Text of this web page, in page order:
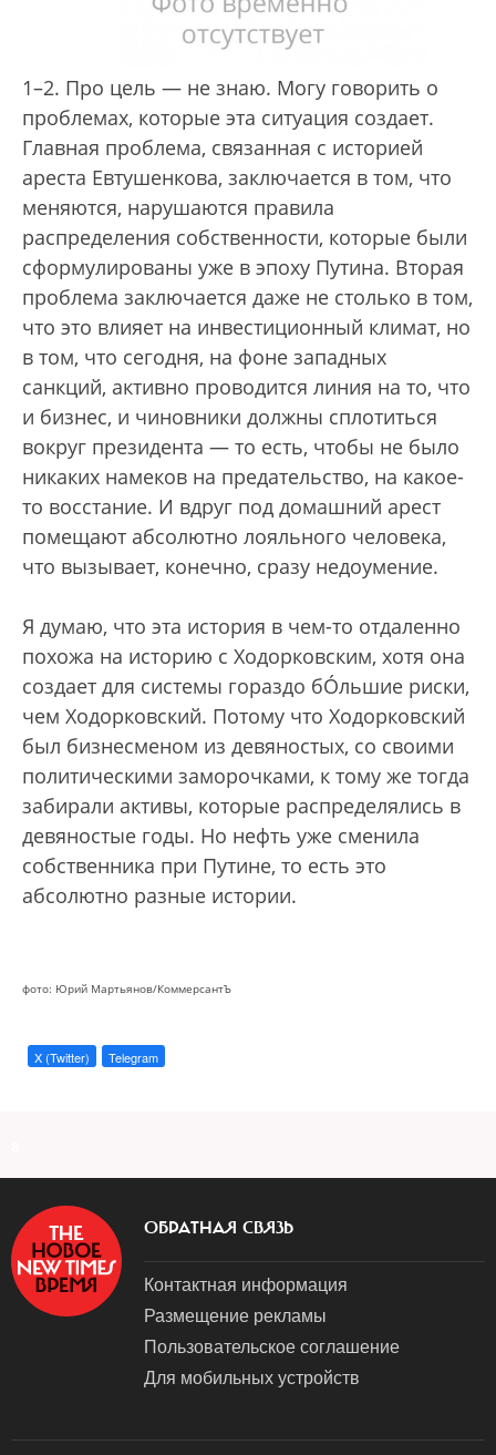
1–2. Про цель — не знаю. Могу говорить о
проблемах, которые эта ситуация создает.
Главная проблема, связанная с историей
ареста Евтушенкова, заключается в том, что
меняются, нарушаются правила
распределения собственности, которые были
сформулированы уже в эпоху Путина. Вторая
проблема заключается даже не столько в том,
что это влияет на инвестиционный климат, но
в том, что сегодня, на фоне западных
санкций, активно проводится линия на то, что
и бизнес, и чиновники должны сплотиться
вокруг президента — то есть, чтобы не было
никаких намеков на предательство, на какое-
то восстание. И вдруг под домашний арест
помещают абсолютно лояльного человека,
что вызывает, конечно, сразу недоумение.
Я думаю, что эта история в чем-то отдаленно
похожа на историю с Ходорковским, хотя она
создает для системы гораздо бÓльшие риски,
чем Ходорковский. Потому что Ходорковский
был бизнесменом из девяностых, со своими
политическими заморочками, к тому же тогда
забирали активы, которые распределялись в
девяностые годы. Но нефть уже сменила
собственника при Путине, то есть это
абсолютно разные истории.
фото: Юрий Мартьянов/КоммерсантЪ
X (Twitter) Telegram
ОБРАТНАЯ СВЯЗЬ
Контактная информация
Размещение рекламы
Пользовательское соглашение
Для мобильных устройств